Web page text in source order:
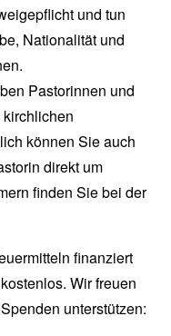
und tun
Nationalität und
Pastorinnen und
können Sie auch
direkt um
finden Sie bei der
finanziert
Wir freuen
unterstützen: